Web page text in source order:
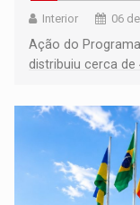
Interior 06
Ação do
distribuiu cerca de
comunidade